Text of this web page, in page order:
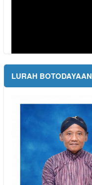
LURAH BOTODAYAAN